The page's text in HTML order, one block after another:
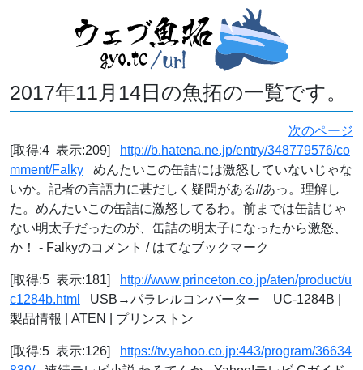
2017年11月14日の魚拓の一覧です。
次のページ
[取得:4 表示:209]
http://b.hatena.ne.jp/entry/348779576/co
mment/Falky めんたいこの缶詰には激怒していないじゃな
いか。記者の言語力に甚だしく疑問がある//あっ。理解し
た。めんたいこの缶詰に激怒してるわ。前までは缶詰じゃ
ない明太子だったのが、缶詰の明太子になったから激怒、
か！ - Falkyのコメント / はてなブックマーク
[取得:5 表示:181]
http://www.princeton.co.jp/aten/product/u
c1284b.html
USB→パラレルコンバーター UC-1284B |
製品情報 | ATEN | プリンストン
[取得:5 表示:126]
https://tv.yahoo.co.jp:443/program/36634